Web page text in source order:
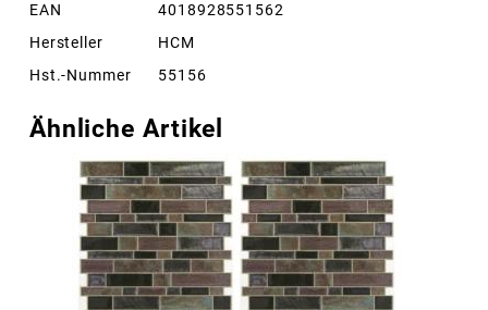
EAN
4018928551562
Hersteller
HCM
Hst.-Nummer
55156
Ähnliche Artikel